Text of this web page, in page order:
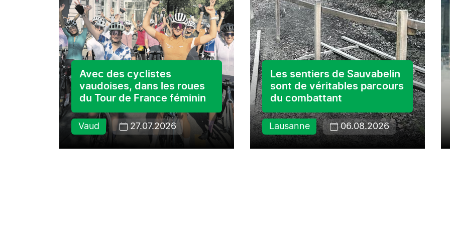
Avec des cyclistes
vaudoises, dans les roues
du Tour de France féminin
Vaud 27.07.2026
Les sentiers de Sauvabelin
sont de véritables parcours
du combattant
Lausanne 06.08.2026